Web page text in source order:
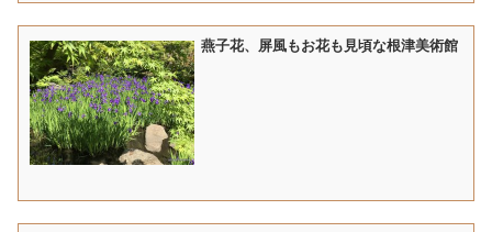
燕子花、屏風もお花も見頃な根津美術館